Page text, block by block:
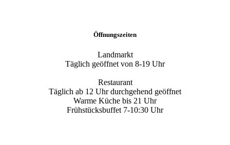
Öffnungszeiten
Landmarkt
Täglich geöffnet von 8-19 Uhr
Restaurant
Täglich ab 12 Uhr durchgehend geöffnet
Warme Küche bis 21 Uhr
Frühstücksbuffet 7-10:30 Uhr